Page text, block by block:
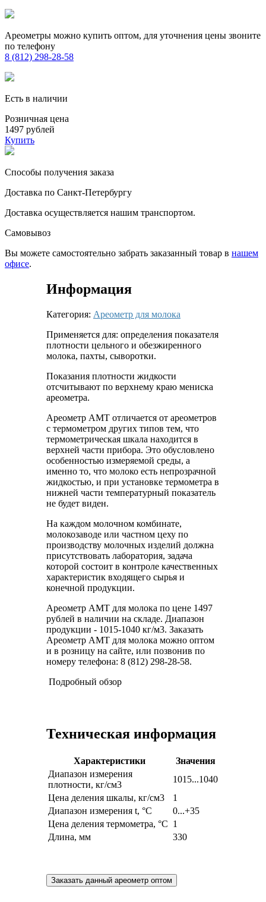
Ареометры можно купить оптом, для уточнения цены звоните
по телефону
8 (812) 298-28-58
Есть в наличии
Розничная цена
1497 рублей
Купить
Способы получения заказа
Доставка по Санкт-Петербургу
Доставка осуществляется нашим транспортом.
Самовывоз
Вы можете самостоятельно забрать заказанный товар в нашем
офисе.
Информация
Категория: Ареометр для молока
Применяется для: определения показателя
плотности цельного и обезжиренного
молока, пахты, сыворотки.
Показания плотности жидкости
отсчитывают по верхнему краю мениска
ареометра.
Ареометр АМТ отличается от ареометров
с термометром других типов тем, что
термометрическая шкала находится в
верхней части прибора. Это обусловлено
особенностью измеряемой среды, а
именно то, что молоко есть непрозрачной
жидкостью, и при установке термометра в
нижней части температурный показатель
не будет виден.
На каждом молочном комбинате,
молокозаводе или частном цеху по
производству молочных изделий должна
присутствовать лаборатория, задача
которой состоит в контроле качественных
характеристик входящего сырья и
конечной продукции.
Ареометр АМТ для молока по цене 1497
рублей в наличии на складе. Диапазон
продукции - 1015-1040 кг/м3. Заказать
Ареометр АМТ для молока можно оптом
и в розницу на сайте, или позвонив по
номеру телефона: 8 (812) 298-28-58.
Подробный обзор
Техническая информация
Характеристики
Значения
Диапазон измерения
плотности, кг/см3
1015...1040
Цена деления шкалы, кг/см3
1
Диапазон измерения t, °С
0...+35
Цена деления термометра, °С 1
Длина, мм
330
Заказать данный ареометр оптом